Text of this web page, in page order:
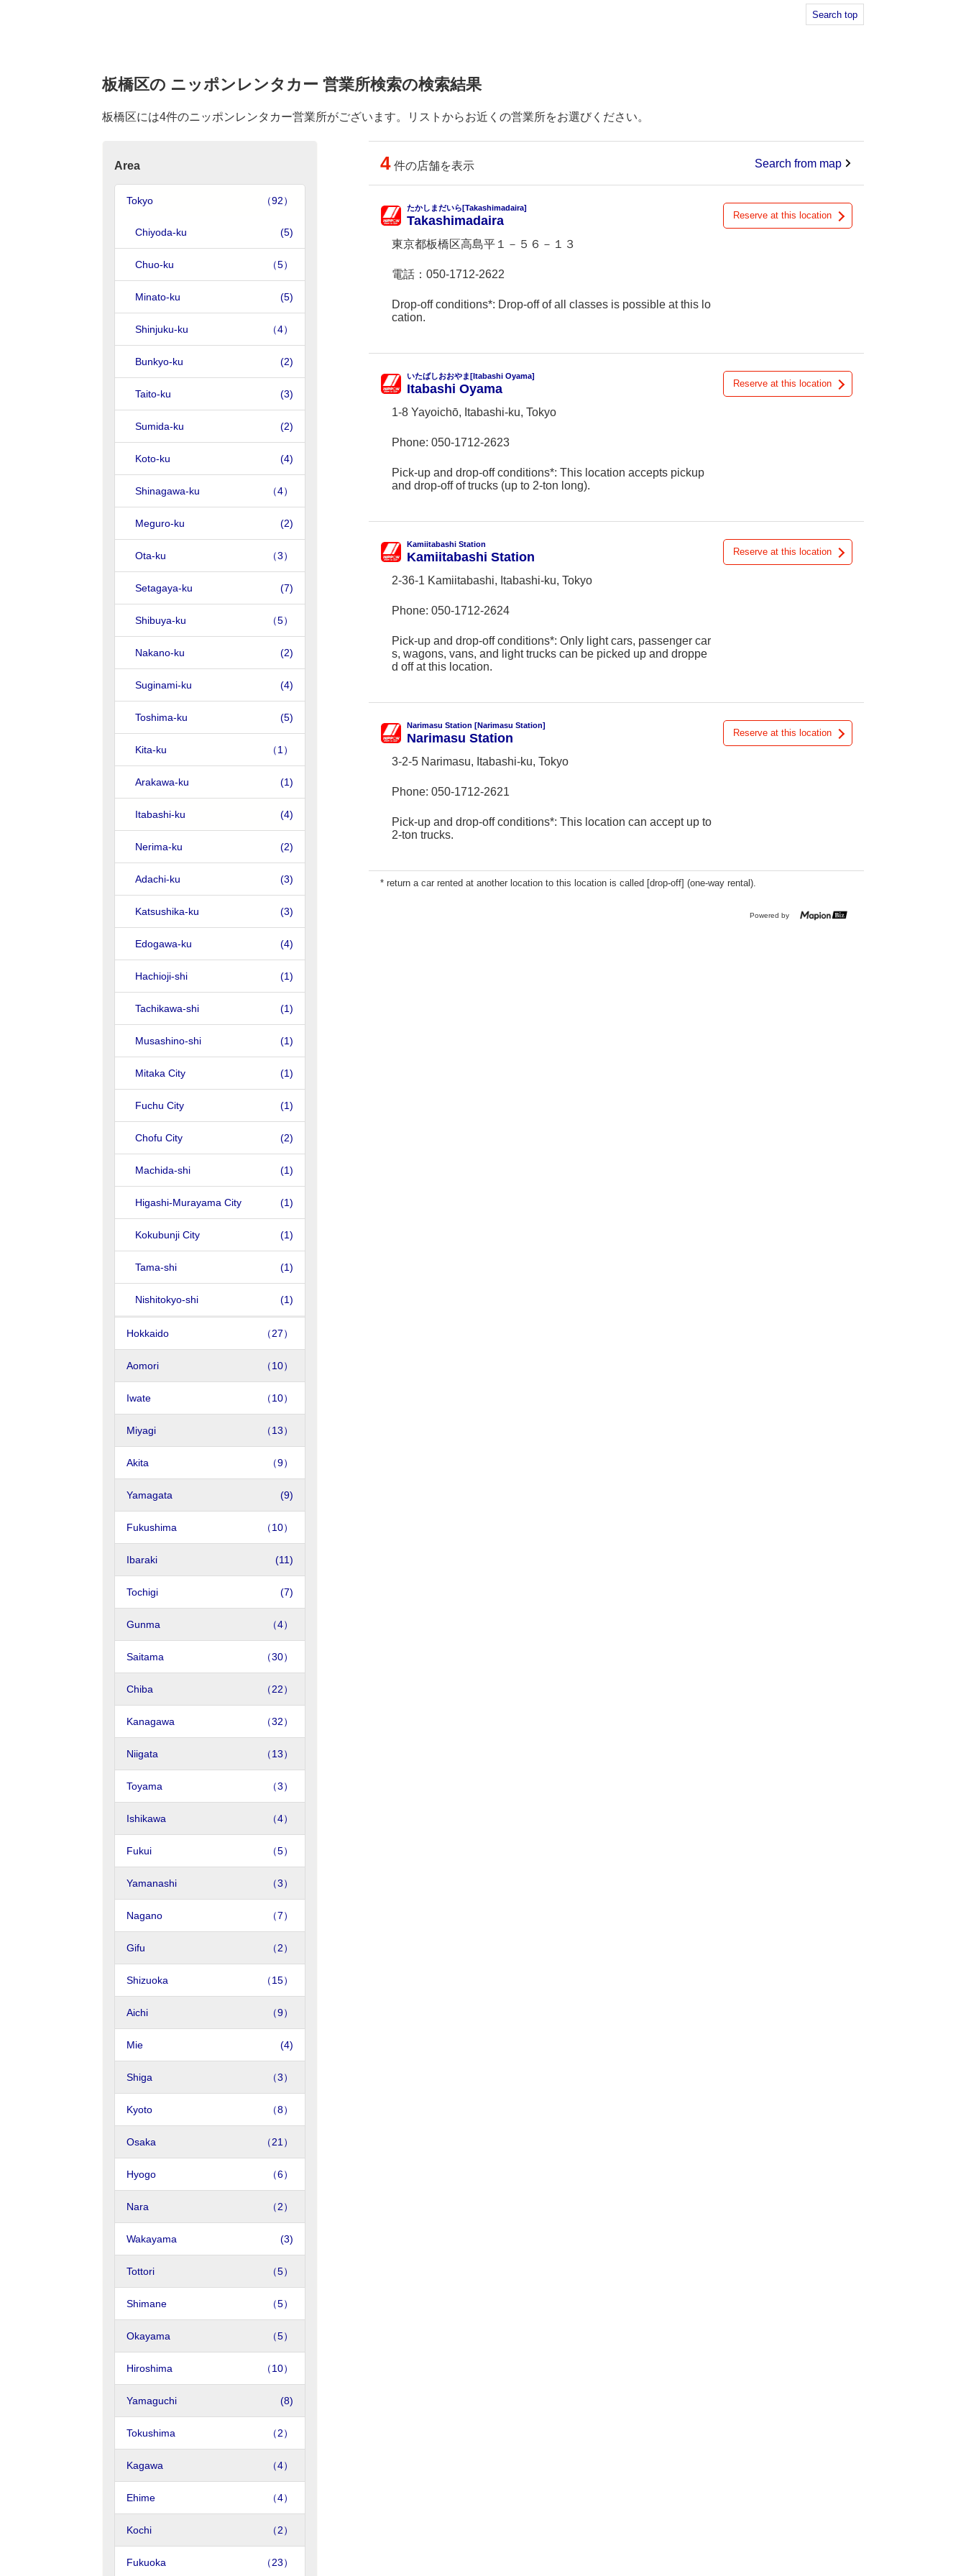
Search top
板橋区の ニッポンレンタカー 営業所検索の検索結果
板橋区には4件のニッポンレンタカー営業所がございます。リストからお近くの営業所をお選びください。
Area
Tokyo （92）
Chiyoda-ku (5)
Chuo-ku （5）
Minato-ku (5)
Shinjuku-ku （4）
Bunkyo-ku (2)
Taito-ku (3)
Sumida-ku (2)
Koto-ku (4)
Shinagawa-ku （4）
Meguro-ku (2)
Ota-ku （3）
Setagaya-ku (7)
Shibuya-ku （5）
Nakano-ku (2)
Suginami-ku (4)
Toshima-ku (5)
Kita-ku （1）
Arakawa-ku (1)
Itabashi-ku (4)
Nerima-ku (2)
Adachi-ku (3)
Katsushika-ku (3)
Edogawa-ku (4)
Hachioji-shi (1)
Tachikawa-shi (1)
Musashino-shi (1)
Mitaka City (1)
Fuchu City (1)
Chofu City (2)
Machida-shi (1)
Higashi-Murayama City (1)
Kokubunji City (1)
Tama-shi (1)
Nishitokyo-shi (1)
Hokkaido （27）
Aomori （10）
Iwate （10）
Miyagi （13）
Akita （9）
Yamagata (9)
Fukushima （10）
Ibaraki (11)
Tochigi (7)
Gunma （4）
Saitama （30）
Chiba （22）
Kanagawa （32）
Niigata （13）
Toyama （3）
Ishikawa （4）
Fukui （5）
Yamanashi （3）
Nagano （7）
Gifu （2）
Shizuoka （15）
Aichi （9）
Mie (4)
Shiga （3）
Kyoto （8）
Osaka （21）
Hyogo （6）
Nara （2）
Wakayama (3)
Tottori （5）
Shimane （5）
Okayama （5）
Hiroshima （10）
Yamaguchi (8)
Tokushima （2）
Kagawa （4）
Ehime （4）
Kochi （2）
Fukuoka （23）
4 件の店舗を表示 Search from map
たかしまだいら[Takashimadaira]
Takashimadaira
東京都板橋区高島平１－５６－１３
電話： 050-1712-2622
Drop-off conditions*: Drop-off of all classes is possible at this lo
cation.
Reserve at this location
いたばしおおやま[Itabashi Oyama]
Itabashi Oyama
1-8 Yayoichō, Itabashi-ku, Tokyo
Phone: 050-1712-2623
Pick-up and drop-off conditions*: This location accepts pickup
and drop-off of trucks (up to 2-ton long).
Reserve at this location
Kamiitabashi Station
Kamiitabashi Station
2-36-1 Kamiitabashi, Itabashi-ku, Tokyo
Phone: 050-1712-2624
Pick-up and drop-off conditions*: Only light cars, passenger car
s, wagons, vans, and light trucks can be picked up and droppe
d off at this location.
Reserve at this location
Narimasu Station [Narimasu Station]
Narimasu Station
3-2-5 Narimasu, Itabashi-ku, Tokyo
Phone: 050-1712-2621
Pick-up and drop-off conditions*: This location can accept up to
2-ton trucks.
Reserve at this location
* return a car rented at another location to this location is called [drop-off] (one-way rental).
Powered by